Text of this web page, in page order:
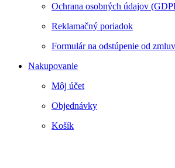
Ochrana osobných údajov
Reklamačný poriadok
Formulár na odstúpenie od
Nakupovanie
Môj účet
Objednávky
Košík